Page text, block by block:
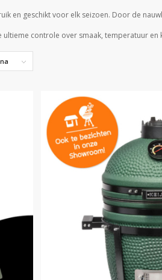
en geschikt voor elk seizoen. Door de
controle over smaak, temperatuur en